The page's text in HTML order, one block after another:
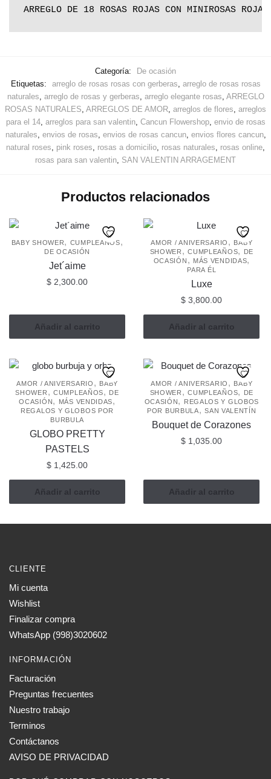
ARREGLO DE 18 ROSAS ROJAS CON MINIROSAS
Categoría:
De ocasión
Etiquetas:
arreglo de rosas rosas con gerberas arreglo de rosas rosas
naturales arreglo de rosas y gerberas arreglo elegante rosas ARREGLO
ROSAS NATURALES ARREGLOS DE AMOR arreglos de flores arreglos
para el 14, arreglos para san valentin, Cancun Flowershop, envio de rosas
naturales envios de rosas envios de rosas cancun, envios flores cancun,
natural roses
pink roses rosas a domicilio rosas naturales rosas online
rosas para san valentin SAN VALENTIN ARRAGEMENT
Productos relacionados
BABY SHOWER, CUMPLEAÑOS,
DE OCASIÓN
Jet´aime
$ 2,300.00
Añadir al carrito
AMOR / ANIVERSARIO ,
BABY
SHOWER ,CUMPLEAÑOS,
DE
OCASIÓN , MÁS VENDIDAS,
PARA ÉL
Luxe
$ 3,800.00
Añadir al carrito
AMOR / ANIVERSARIO , BABY
SHOWER , CUMPLEAÑOS, DE
OCASIÓN, MÁS VENDIDAS,
REGALOS Y GLOBOS POR
BURBULA
GLOBO PRETTY
PASTELS
$ 1,425.00
Añadir al carrito
AMOR / ANIVERSARIO , BABY
SHOWER ,CUMPLEAÑOS,
DE
OCASIÓN,
REGALOS Y GLOBOS
POR BURBULA,SAN VALENTÍN
Bouquet de Corazones
$ 1,035.00
Añadir al carrito
CLIENTE
Mi cuenta
Wishlist
Finalizar compra
WhatsApp (998)3020602
INFORMACIÓN
Facturación
Preguntas frecuentes
Nuestro trabajo
Terminos
Contáctanos
AVISO DE PRIVACIDAD